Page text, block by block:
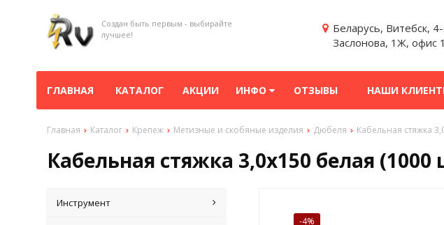
Создан быть первым - выбирайте
лучшее!
Беларусь, Витебск,
Заслонова, 1Ж, офис
ГЛАВНАЯ КАТАЛОГ АКЦИИ ИНФО ОТЗЫВЫ НАШИ
Главная Каталог Крепеж Метизные и скобяные изделия Дюбеля Кабельная стяжка
Кабельная стяжка 3,0х150 белая (1000
Инструмент
-4%